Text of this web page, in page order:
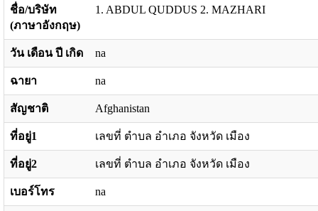
ชื่อ/บริษัท
(ภาษาอังกฤษ)
1. ABDUL QUDDUS 2. MAZHARI
วัน เดือน ปี เกิด na
ฉายา na
สัญชาติ Afghanistan
ที่อยู่1 เลขที่ ตำบล อำเภอ จังหวัด เมือง
ที่อยู่2 เลขที่ ตำบล อำเภอ จังหวัด เมือง
เบอร์โทร na